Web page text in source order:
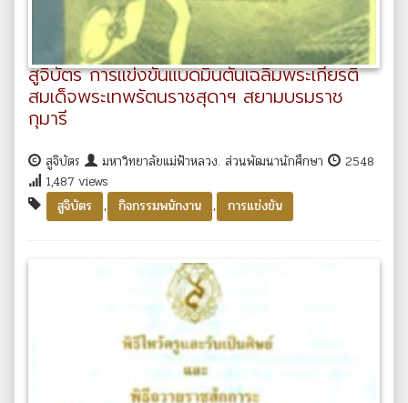
สูจิบัตร การแข่งขันแบดมินตันเฉลิมพระเกียรติ
สมเด็จพระเทพรัตนราชสุดาฯ สยามบรมราช
กุมารี
สูจิบัตร มหาวิทยาลัยแม่ฟ้าหลวง. ส่วนพัฒนานักศึกษา
2548
1,487 views
สูจิบัตร
, กิจกรรมพนักงาน , การแข่งขัน